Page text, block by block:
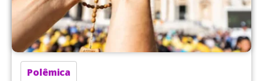
Polêmica